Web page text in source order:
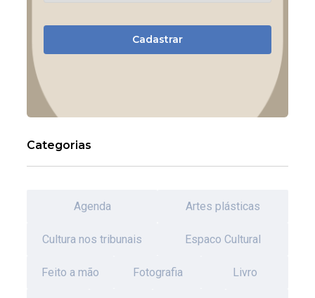
Cadastrar
Categorias
Agenda Artes plásticas
Cultura nos tribunais Espaco Cultural
Feito a mão Fotografia Livro